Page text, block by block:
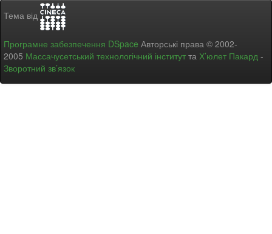
Тема від
Програмне забезпечення DSpace Авторські права © 2002-
2005 Массачусетський технологічний інститут та Х’юлет Пакард -
Зворотний зв’язок